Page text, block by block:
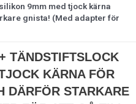
9mm med tjock kärna
gnista! (Med adapter för
TÄNDSTIFTSLOCK
KÄRNA FÖR
DÄRFÖR STARKARE